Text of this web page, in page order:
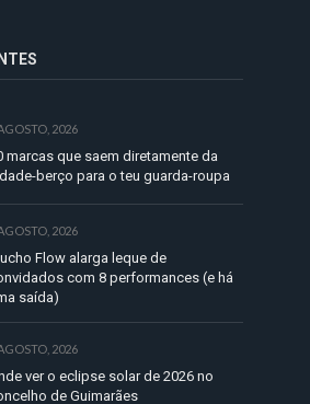
2026
marcas que saem diretamente da
berço para o teu guarda-roupa
2026
Flow alarga leque de
com 8 performances (e há
saída)
2026
ver o eclipse solar de 2026 no
de Guimarães